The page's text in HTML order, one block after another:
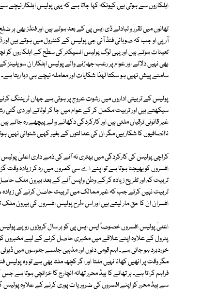
اہلکاروں سے ہوتی ہیں کیونکہ کہا جاتا ہے کہ یہی پولیس اہلکار نیچے
تھانوں میں تقرر و تبادلے ڈی ایس پی کے بعد ہوتے ہیں اور فنڈز بھی
آر پی او جب کہ صوبائی فنڈ آئی جی پولیس کے کنٹرول میں ہوتے ہیں
تعینات ہوتے ہیں اور یہی لوگ پولیس انسپکٹر کی سطح کے اہلکاروں کو
بھی نہیں دلاتے اور عوام پر رعب جھاڑنے والے پولیس اہلکار ان
سامنے پیش نہیں ہو سکتا لہٰذا شکایات اور معاملہ نیچے ہی دبا رہتا ہے۔
پولیس کے تربیتی اداروں میں رشوت عروج پر ہوتی ہے جہاں ٹریننگ
سیکھتے ہیں اور تربیت مکمل کر کے عوام میں جا کر لوٹاتے اور دی
غیر قانونی ترقیاں ملتی ہیں اور کارکردگی دکھانے والے پیچھے رہ
ناانصافیوں کا شکار ہیں مگر ان کی عدالتوں کے بغیر کہیں شنوائی نہیں
کراچی پولیس کی کارکردگی میں بہتری نہ آنے کی ذمے داری اعلیٰ
افسروں کو بھیجنا ہوتا ہے تو اپنے اے سی کمروں میں رہ کر زیادہ وقت
تربیت کم اور تفریح زیادہ کر کے وطن واپس آنے کے بعد بیرون ملک
تربیت نہیں کرتے جب کہ غیر ممالک میں تربیت حاصل کرنے کی زیادہ
افسران ان کا حق مار لیتے ہیں اور اس طرح پولیس افسروں کی بیرون
اعلیٰ پولیس افسروں خصوصاً ایس ایس پی کو ہر سال کروڑوں روپے پولیس
پٹرول کے علاوہ اپنے علاقے میں مخبری حاصل کرنے کے لیے مخبروں
خوردبرد ہو جاتی ہے۔ اہم قومی دنوں اور مذہبی جلسے جلوسوں میں
مگر وقت پر انھیں کھانا نہیں ملتا اور اگر کچھ ملتا بھی ہے تو وہ
فراہم کراتا ہے۔ ہر تھانے کا ہیڈ محرر تھانہ انچارج کا خزانچی ہوتا
سے ہیڈ محرر کو اپنے افسروں کی ضروریات پوری کرنے کے علاوہ